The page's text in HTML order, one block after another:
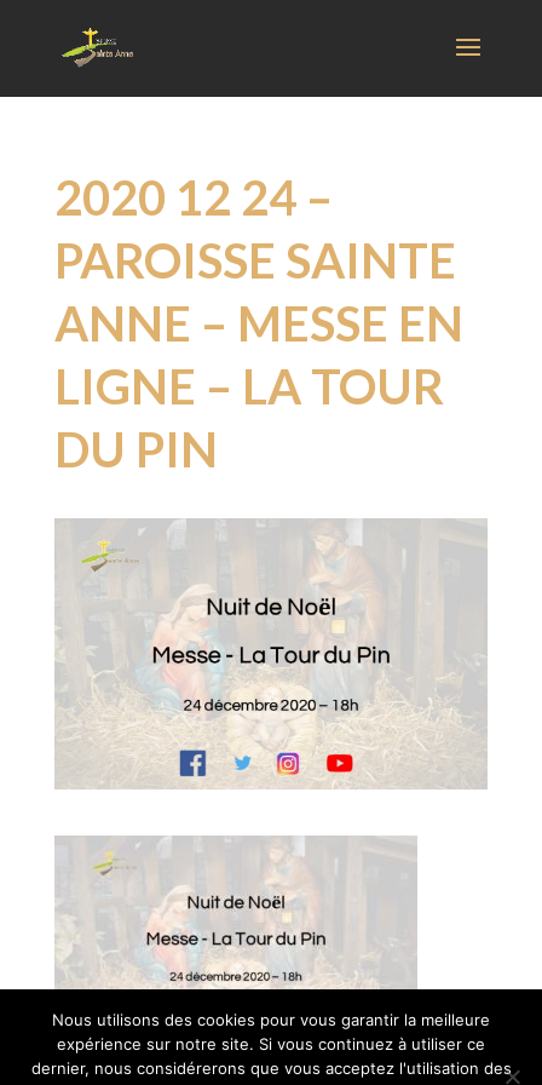
2020 12 24 –
PAROISSE SAINTE
ANNE – MESSE EN
LIGNE – LA TOUR
DU PIN
© Paroisse Sainte-Anne - Maison paroissiale Place de l'église -
Nous utilisons des cookies pour vous garantir la meilleure
expérience sur notre site. Si vous continuez à utiliser ce
dernier, nous considérerons que vous acceptez l'utilisation des